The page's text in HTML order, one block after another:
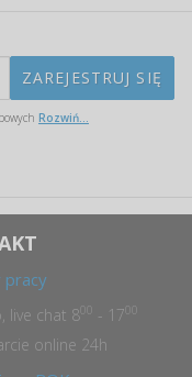
Rozwiń...
pracy
live chat 8 - 17
online 24h